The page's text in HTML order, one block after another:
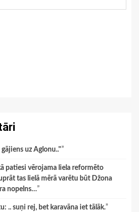
uz Aglonu.."”
patiesi vērojama liela reformēto
tas lielā mērā varētu būt Džona
nopelns…”
.. suņi rej, bet karavāna iet tālāk.”